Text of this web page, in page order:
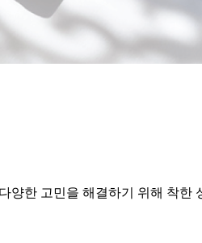
양한 고민을 해결하기 위해 착